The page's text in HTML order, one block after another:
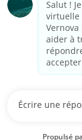
Transparence
Avis de
Alerte fraude
Transparence
Transparência
GE est une